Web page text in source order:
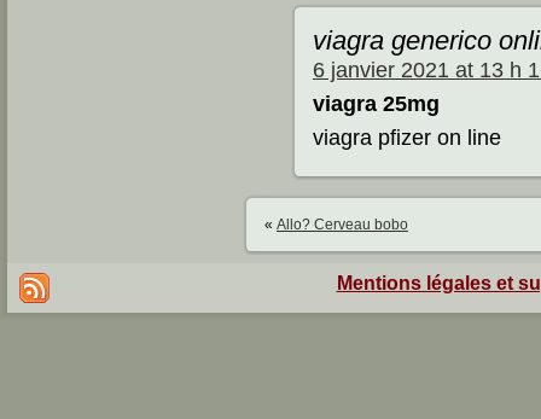
viagra generico
6 janvier 2021 at 13 h
viagra 25mg
viagra pfizer on line
« Allo? Cerveau bobo
Mentions légales et